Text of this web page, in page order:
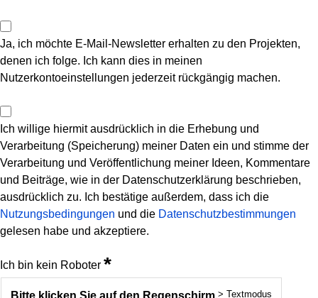
Ja, ich möchte E-Mail-Newsletter erhalten zu den Projekten,
denen ich folge. Ich kann dies in meinen
Nutzerkontoeinstellungen jederzeit rückgängig machen.
Ich willige hiermit ausdrücklich in die Erhebung und
Verarbeitung (Speicherung) meiner Daten ein und stimme der
Verarbeitung und Veröffentlichung meiner Ideen, Kommentare
und Beiträge, wie in der Datenschutzerklärung beschrieben,
ausdrücklich zu. Ich bestätige außerdem, dass ich die
Nutzungsbedingungen und die Datenschutzbestimmungen
gelesen habe und akzeptiere.
Ich bin kein Roboter *
Bitte klicken Sie auf den Regenschirm.> Textmodus